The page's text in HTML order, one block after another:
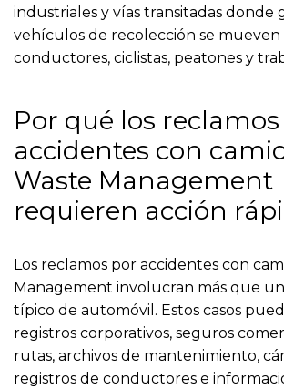
industriales y vías transitadas donde
vehículos de recolección se mueven
conductores, ciclistas, peatones y
Por qué los
accidentes con
Waste Management
requieren acción
Los reclamos por accidentes con
Management involucran más que
típico de automóvil. Estos casos
registros corporativos, seguros
rutas, archivos de mantenimiento,
registros de conductores e